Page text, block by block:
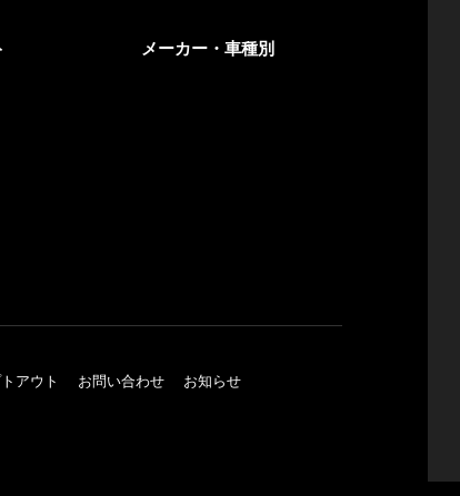
メーカー・車種別
アウト お問い合わせ
お知らせ